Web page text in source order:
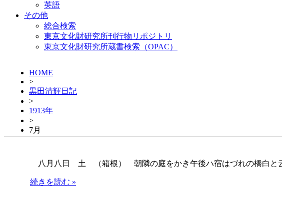
英語
その他
総合検索
東京文化財研究所刊行物リポジトリ
東京文化財研究所蔵書検索（OPAC）
HOME
>
黒田清輝日記
>
1913年
>
7月
八月八日 土 （箱根） 朝隣の庭をかき午後ハ宿はづれの橋白と
続きを読む »